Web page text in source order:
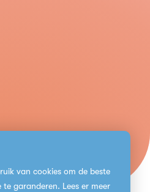
van cookies om de beste
garanderen. Lees er meer